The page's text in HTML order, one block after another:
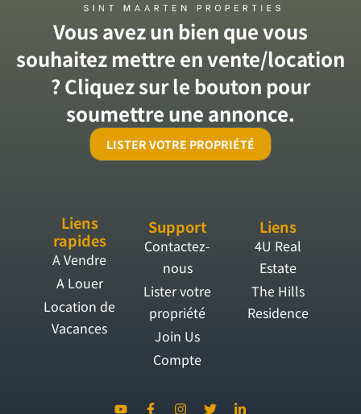
Vous avez un bien que vous
souhaitez mettre en vente/location
? Cliquez sur le bouton pour
soumettre une annonce.
LISTER VOTRE PROPRIÉTÉ
Liens
rapides
A Vendre
A Louer
Location de
Vacances
Support
Contactez-
nous
Lister votre
propriété
Join Us
Compte
Liens
4U Real
Estate
The Hills
Residence